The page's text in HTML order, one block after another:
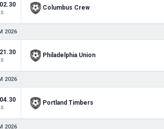
02.30 Columbus Crew
2026
21.30 Philadelphia Union
2026
04.30 Portland Timbers
2026